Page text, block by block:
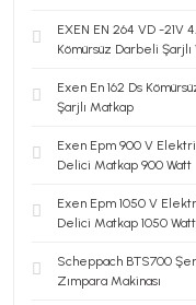
EXEN EN 264 VD -21V
Kömürsüz Darbeli
Exen En 162 Ds
Şarjlı Matkap
Exen Epm 900 V
Delici Matkap 900 Watt
Exen Epm 1050 V
Delici Matkap 1050 Watt
Scheppach BTS700
Zımpara Makinası